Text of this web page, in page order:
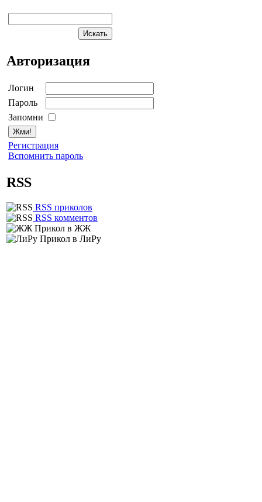
Авторизация
Логин
Пароль
Запомни
Регистрация
Вспомнить пароль
RSS
RSS приколов
RSS комментов
Прикол в ЖЖ
Прикол в ЛиРу